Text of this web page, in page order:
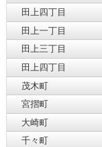
田上四丁目
田上一丁目
田上三丁目
田上四丁目
茂木町
宮摺町
大崎町
千々町